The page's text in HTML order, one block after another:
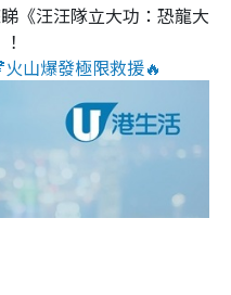
《汪汪隊立大功：恐龍大
山爆發極限救援🔥